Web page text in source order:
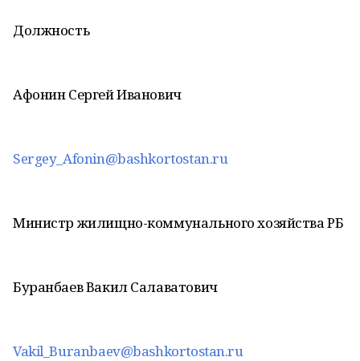
Должность
Афонин Сергей Иванович
Sergey_Afonin@bashkortostan.ru
Министр жилищно-коммунального хозяйства РБ
Буранбаев Вакил Салаватович
Vakil_Buranbaev@bashkortostan.ru